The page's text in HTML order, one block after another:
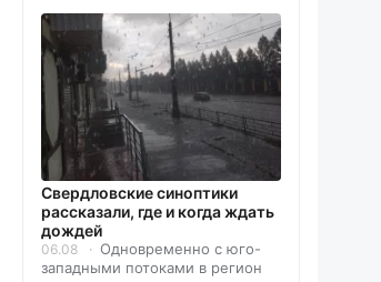
Свердловские синоптики
рассказали, где и когда ждать
дождей
06.08
Одновременно с юго-
западными потоками в регион